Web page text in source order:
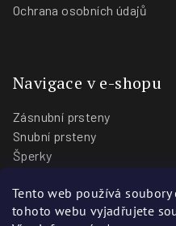
Tento web používá
tohoto webu vyjadřujete
Ochrana osobních údajů
Navigace v e-shopu
Zásnubní prsteny
Snubní prsteny
Šperky
Blog
Prodejny